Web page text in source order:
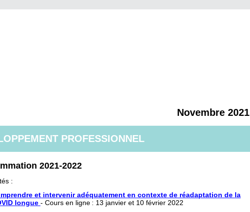
Novembre 2021
PROFESSIONNEL
2021-2022
:
et intervenir adéquatement en contexte de réadaptation de la
longue - Cours en ligne : 13 janvier et 10 février 2022